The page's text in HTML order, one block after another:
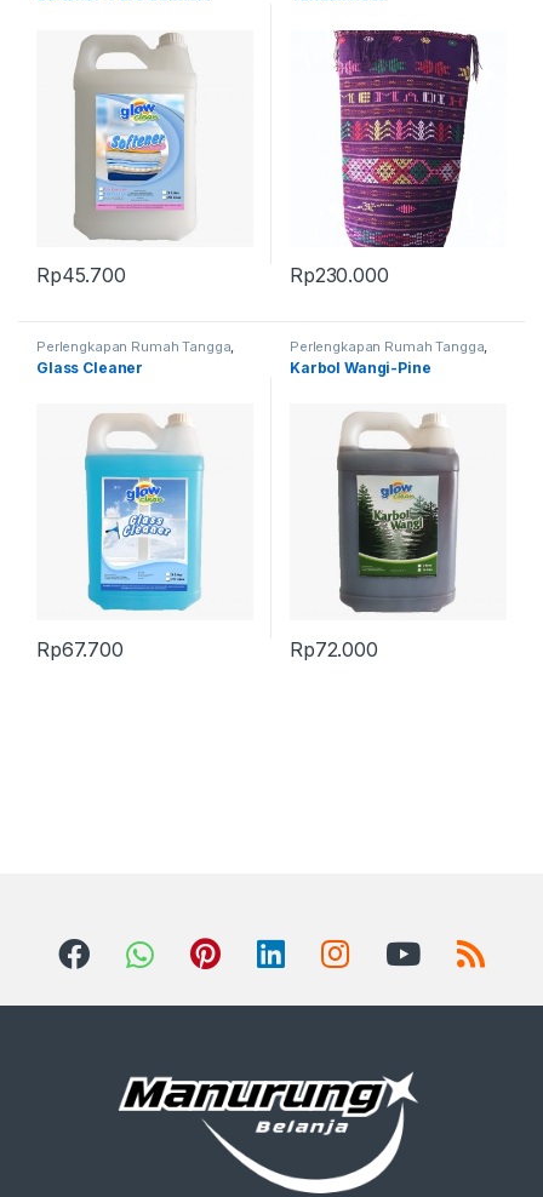
Rp45.700 Rp230.000
Perlengkapan Rumah Tangga
Produk Terbaru
Glass Cleaner
Rp67.700
Perlengkapan Rumah Tangga
Produk Terbaru
Karbol Wangi-Pine
Rp72.000